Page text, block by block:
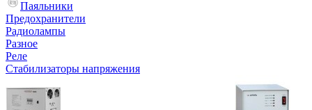
Паяльники
Предохранители
Радиолампы
Разное
Реле
Стабилизаторы напряжения